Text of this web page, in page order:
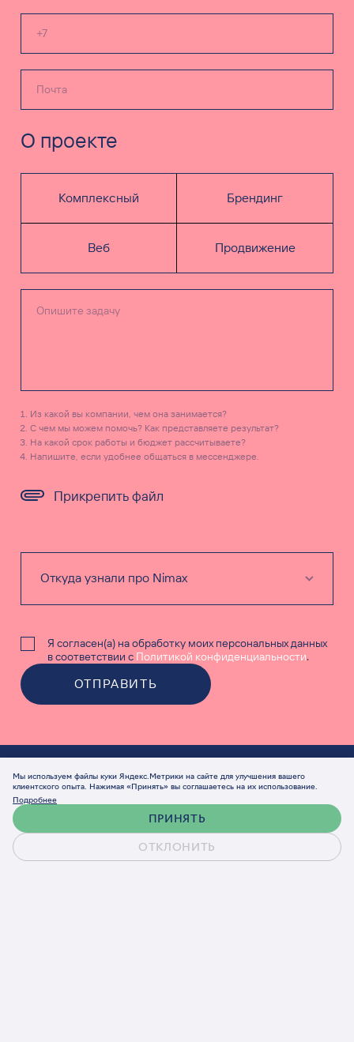
О проекте
Комплексный Брендинг
Веб Продвижение
Прикрепить файл
Из какой вы компании, чем она занимается?
С чем мы можем помочь? Как представляете результат?
На какой срок работы и бюджет рассчитываете?
Напишите, если удобнее общаться в мессенджере.
Я согласен(а) на обработку моих персональных данных
в соответствии с Политикой конфиденциальности.
ОТПРАВИТЬ
Проекты
Стратегия
Брендинг
Дизайн интерфейсов (UX/UI)
Веб-разработка
СММ
Мы используем файлы куки Яндекс.Метрики на сайте для улучшения вашего
клиентского опыта. Нажимая «Принять» вы соглашаетесь на их использование.
Подробнее
ПРИНЯТЬ
ОТКЛОНИТЬ